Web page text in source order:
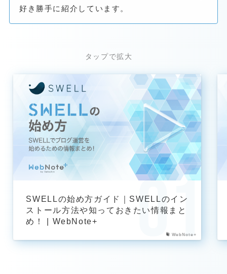
好き勝手に紹介しています。
WebNote+
SWELLの始め方ガイド｜SWELLのイン
ストール方法や知っておきたい情報まと
め！ | WebNote+